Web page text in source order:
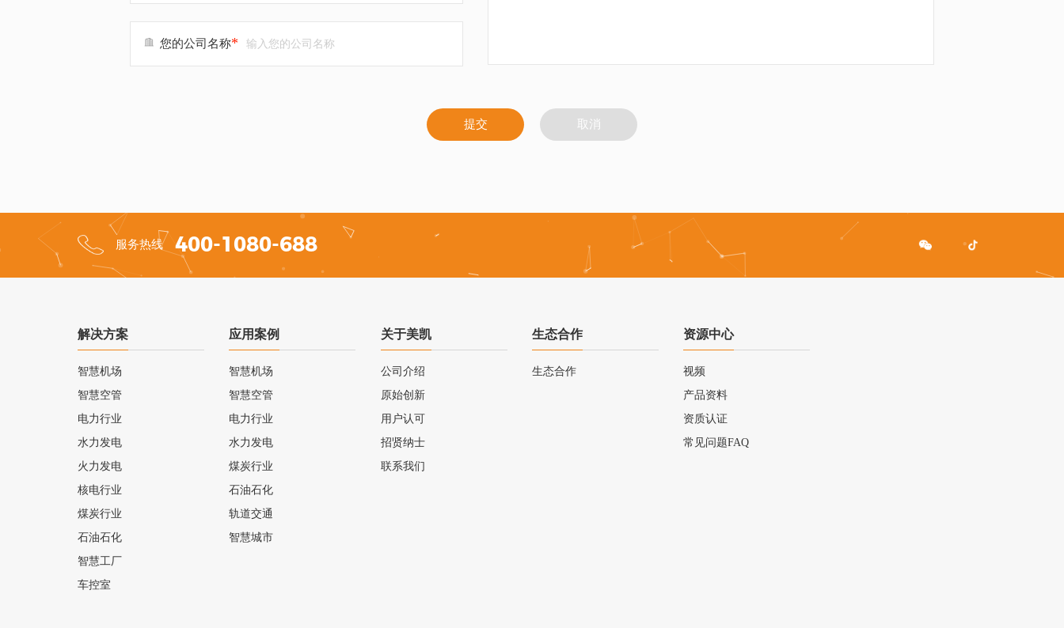
您的公司名称*
提交 取消
服务热线 400-1080-688
解决方案
智慧机场
智慧空管
电力行业
水力发电
火力发电
核电行业
煤炭行业
石油石化
智慧工厂
车控室
应用案例
智慧机场
智慧空管
电力行业
水力发电
煤炭行业
石油石化
轨道交通
智慧城市
关于美凯
公司介绍
原始创新
用户认可
招贤纳士
联系我们
生态合作
生态合作
资源中心
视频
产品资料
资质认证
常见问题FAQ